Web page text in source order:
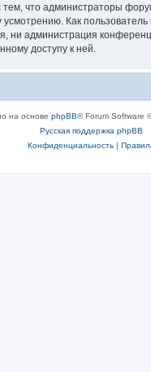
что администраторы
Как
ни администрация
доступу к ней.
на основе phpBB® Forum Software
Русская поддержка phpBB
Конфиденциальность|